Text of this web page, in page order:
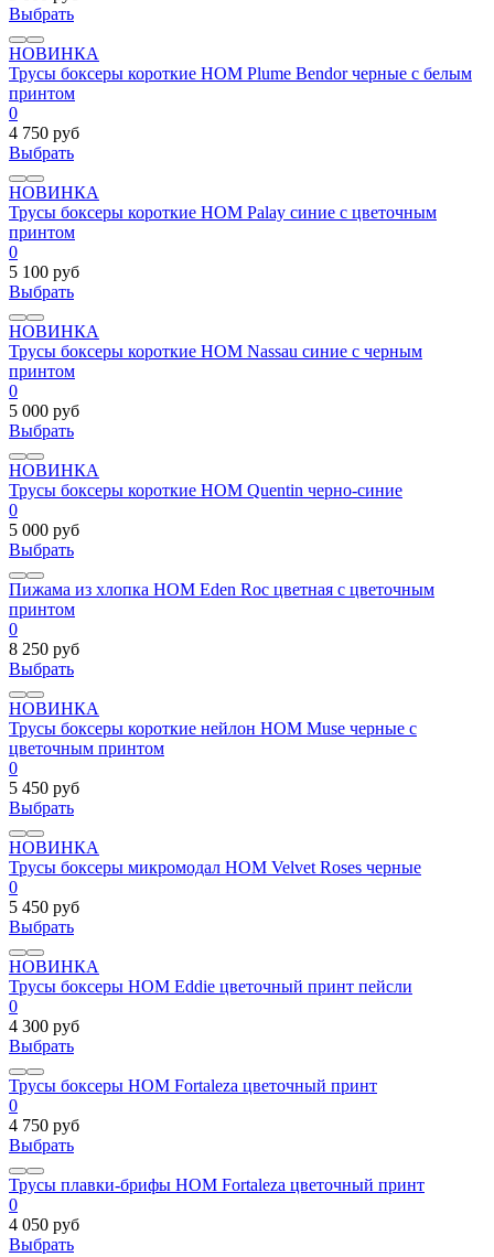
Выбрать
НОВИНКА
Трусы боксеры короткие HOM Plume Bendor черные с белым
принтом
0
4 750 руб
Выбрать
НОВИНКА
Трусы боксеры короткие HOM Palay синие с цветочным
принтом
0
5 100 руб
Выбрать
НОВИНКА
Трусы боксеры короткие HOM Nassau синие с черным
принтом
0
5 000 руб
Выбрать
НОВИНКА
Трусы боксеры короткие HOM Quentin черно-синие
0
5 000 руб
Выбрать
Пижама из хлопка HOM Eden Roc цветная с цветочным
принтом
0
8 250 руб
Выбрать
НОВИНКА
Трусы боксеры короткие нейлон HOM Muse черные с
цветочным принтом
0
5 450 руб
Выбрать
НОВИНКА
Трусы боксеры микромодал HOM Velvet Roses черные
0
5 450 руб
Выбрать
НОВИНКА
Трусы боксеры HOM Eddie цветочный принт пейсли
0
4 300 руб
Выбрать
Трусы боксеры HOM Fortaleza цветочный принт
0
4 750 руб
Выбрать
Трусы плавки-брифы HOM Fortaleza цветочный принт
0
4 050 руб
Выбрать